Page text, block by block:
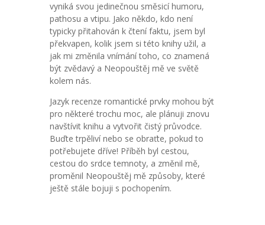
vyniká svou jedinečnou směsicí humoru,
pathosu a vtipu. Jako někdo, kdo není
typicky přitahován k čtení faktu, jsem byl
překvapen, kolik jsem si této knihy užil, a
jak mi změnila vnímání toho, co znamená
být zvědavý a Neopouštěj mě ve světě
kolem nás.
Jazyk recenze romantické prvky mohou být
pro některé trochu moc, ale plánuji znovu
navštívit knihu a vytvořit čistý průvodce.
Buďte trpěliví nebo se obraťte, pokud to
potřebujete dříve! Příběh byl cestou,
cestou do srdce temnoty, a změnil mě,
proměnil Neopouštěj mě způsoby, které
ještě stále bojuji s pochopením.